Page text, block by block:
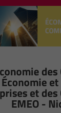
et
EMEO -